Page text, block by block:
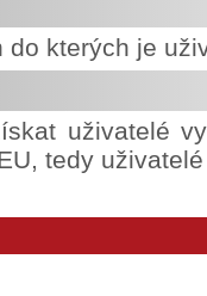
kterých je
uživatelé
tedy